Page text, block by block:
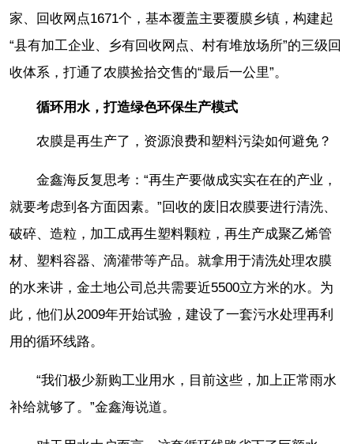
家、回收网点1671个，基本覆盖主要覆膜乡镇，构建起
“县有加工企业、乡有回收网点、村有堆放场所”的三级回
收体系，打通了农膜捡拾交售的“最后一公里”。
循环用水，打造绿色环保生产模式
农膜是再生产了，资源浪费和塑料污染如何避免？
金鑫海反复思考：“再生产要做成实实在在的产业，
就要考虑到各方面因素。”回收的废旧农膜要进行清洗、
破碎、造粒，加工成再生塑料颗粒，再生产成聚乙烯管
材、塑料容器、滴灌带等产品。就拿用于清洗处理农膜
的水来讲，金土地公司总共需要近5500立方米的水。为
此，他们从2009年开始试验，建设了一套污水处理再利
用的循环线路。
“我们极少新购工业用水，目前这些，加上正常雨水
补给就够了。”金鑫海说道。